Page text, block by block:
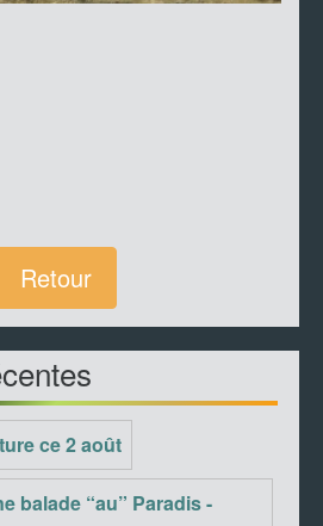
Retour
ce 2 août
balade “au” Paradis -